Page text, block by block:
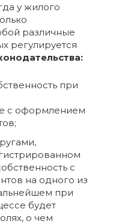
у жилого
различные
регулируется
при
с оформлением
с
на одного из
при
будет
о чем